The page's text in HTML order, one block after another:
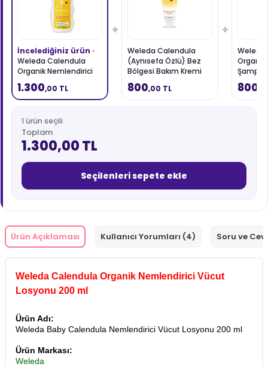
İncelediğiniz ürün ·
Weleda Calendula
Organik Nemlendirici
Vücut Losyonu 200 ml
1.300,00 TL
+
Weleda Calendula
(Aynısefa Özlü) Bez
Bölgesi Bakım Kremi
75 ml
800,00 TL
+
Weleda
Organik
800
1 ürün seçili
Toplam
1.300,00 TL
Seçilenleri sepete ekle
Ürün Açıklaması Kullanıcı Yorumları (4) Soru ve
Weleda Calendula Organik Nemlendirici Vücut
Losyonu 200 ml
Ürün Adı:
Weleda Baby Calendula Nemlendirici Vücut Losyonu 200 ml
Ürün Markası:
Weleda